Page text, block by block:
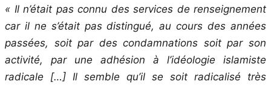
« Il n’était pas connu des services de renseignement
car il ne s’était pas distingué, au cours des années
passées, soit par des condamnations soit par son
activité, par une adhésion à l’idéologie islamiste
radicale […] Il semble qu’il se soit radicalisé très